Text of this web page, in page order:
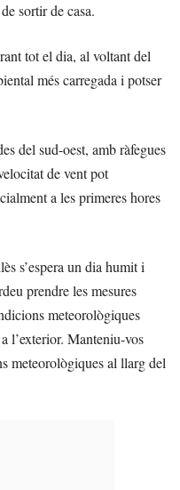
sortir de casa.
tot el dia, al voltant del
més carregada i potser
del sud-oest, amb ràfegues
de vent pot
a les primeres hores
s’espera un dia humit i
prendre les mesures
meteorològiques
l’exterior. Manteniu-vos
meteorològiques al llarg del